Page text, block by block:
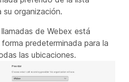
su organización.
de Webex está
predeterminada para la
las ubicaciones.